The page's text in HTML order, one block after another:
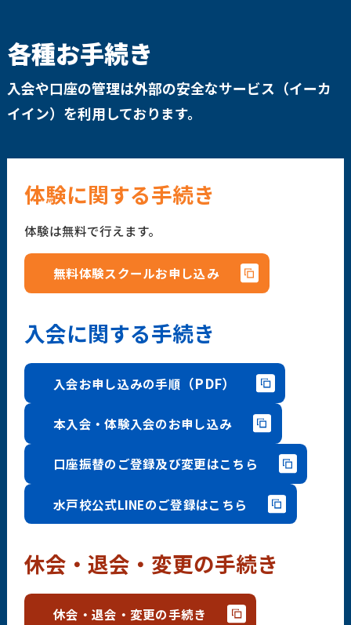
各種お手続き
入会や口座の管理は外部の安全なサービス（イーカ
イイン）を利用しております。
体験に関する手続き
体験は無料で行えます。
無料体験スクールお申し込み
入会に関する手続き
入会お申し込みの手順 （PDF）
本入会・体験入会のお申し込み
口座振替のご登録及び変更はこちら
水戸校公式LINEのご登録はこちら
休会・退会・変更の手続き
休会・退会・変更の手続き